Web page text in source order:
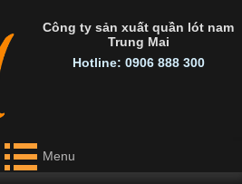
Công ty sản xuất quần lót nam
Trung Mai
Hotline: 0906 888 300
Menu